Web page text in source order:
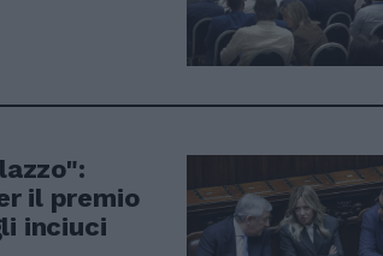
il premio
inciuci